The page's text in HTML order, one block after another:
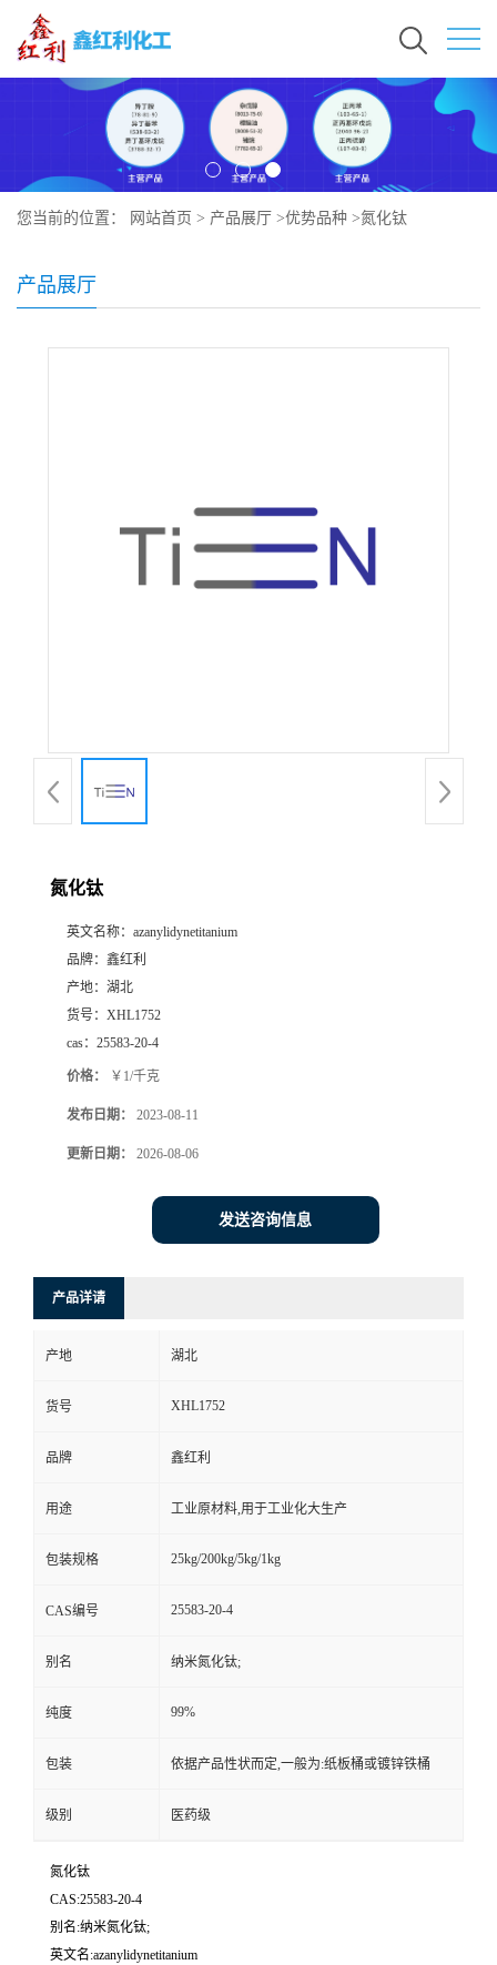
您当前的位置： 网站首页 > 产品展厅 >优势品种 >氮化钛
产品展厅
氮化钛
英文名称： azanylidynetitanium
品牌： 鑫红利
产地： 湖北
货号： XHL1752
cas： 25583-20-4
价格： ￥1/千克
发布日期： 2023-08-11
更新日期： 2026-08-06
发送咨询信息
产品详请
产地 湖北
货号 XHL1752
品牌 鑫红利
用途 工业原材料,用于工业化大生产
包装规格 25kg/200kg/5kg/1kg
CAS编号 25583-20-4
别名 纳米氮化钛;
纯度 99%
包装 依据产品性状而定,一般为:纸板桶或镀锌铁桶
级别 医药级
氮化钛
CAS:25583-20-4
别名:纳米氮化钛;
英文名:azanylidynetitanium